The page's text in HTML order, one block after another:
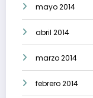
mayo 2014
abril 2014
marzo 2014
febrero 2014